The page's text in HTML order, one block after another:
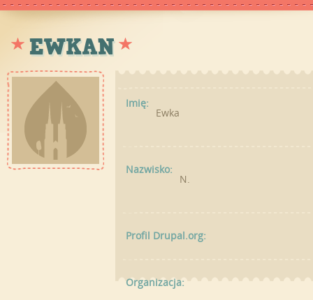
EWKAN
Imię:
Ewka
Nazwisko:
N.
Profil Drupal.org:
Organizacja: